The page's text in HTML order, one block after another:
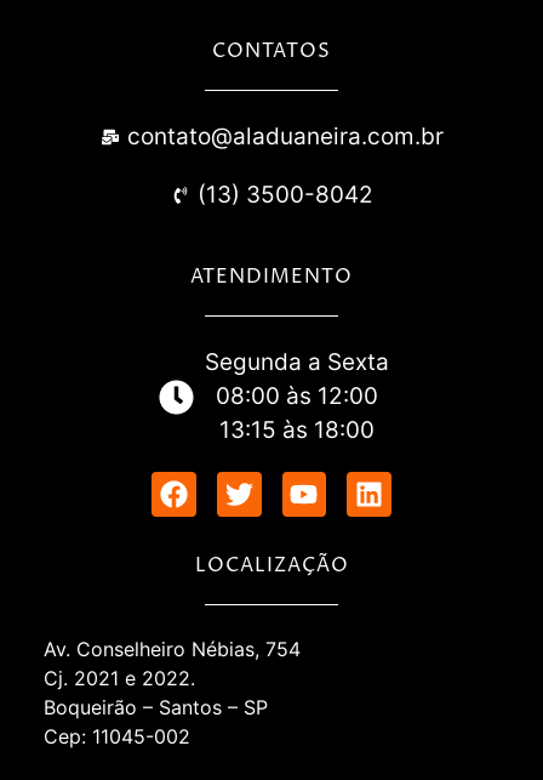
CONTATOS
contato@aladuaneira.com.br
(13) 3500-8042
ATENDIMENTO
Segunda a Sexta
08:00 às 12:00
13:15 às 18:00
LOCALIZAÇÃO
Av. Conselheiro Nébias, 754
Cj. 2021 e 2022.
Boqueirão – Santos – SP
Cep: 11045-002